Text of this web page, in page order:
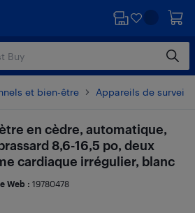
et bien-être Appareils de
en cèdre, automatique,
8,6-16,5 po, deux
cardiaque irrégulier, blanc
Web : 19780478